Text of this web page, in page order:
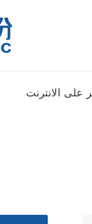
على الانترنت